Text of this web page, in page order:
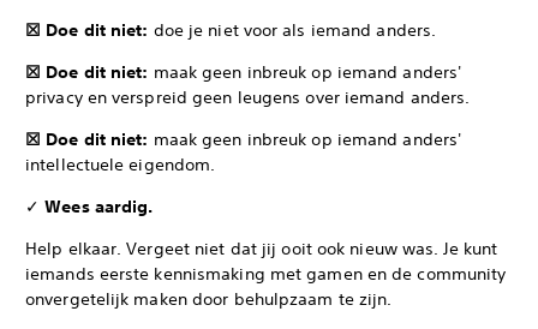
☒ Doe dit niet: doe je niet voor als iemand anders.
☒ Doe dit niet: maak geen inbreuk op iemand anders'
privacy en verspreid geen leugens over iemand anders.
☒ Doe dit niet: maak geen inbreuk op iemand anders'
intellectuele eigendom.
✓ Wees aardig.
Help elkaar. Vergeet niet dat jij ooit ook nieuw was. Je kunt
iemands eerste kennismaking met gamen en de community
onvergetelijk maken door behulpzaam te zijn.